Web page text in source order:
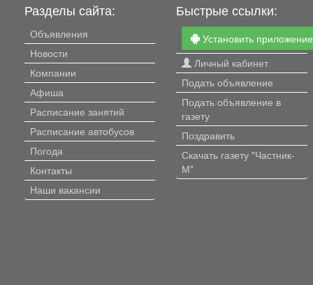
2.9 м высокие! стены
квартира теплая! Цена очень
хорошая для инвестиций
себя ! Собственник один
долгов нет,
Для тех кто понимает
жить в панельном доме
кирпичном, а она есть,
наше предложения.
Разделы сайта:
Объявления
Новости
Компании
Афиша
Расписание занятий
Расписание автобусов
Погода
Контакты
Наши вакансии
Быстрые ссылки:
Установить приложение
Личный кабинет
Подать объявление
Подать объявление в
газету
Поздравить
Скачать газету "Частник-
М"